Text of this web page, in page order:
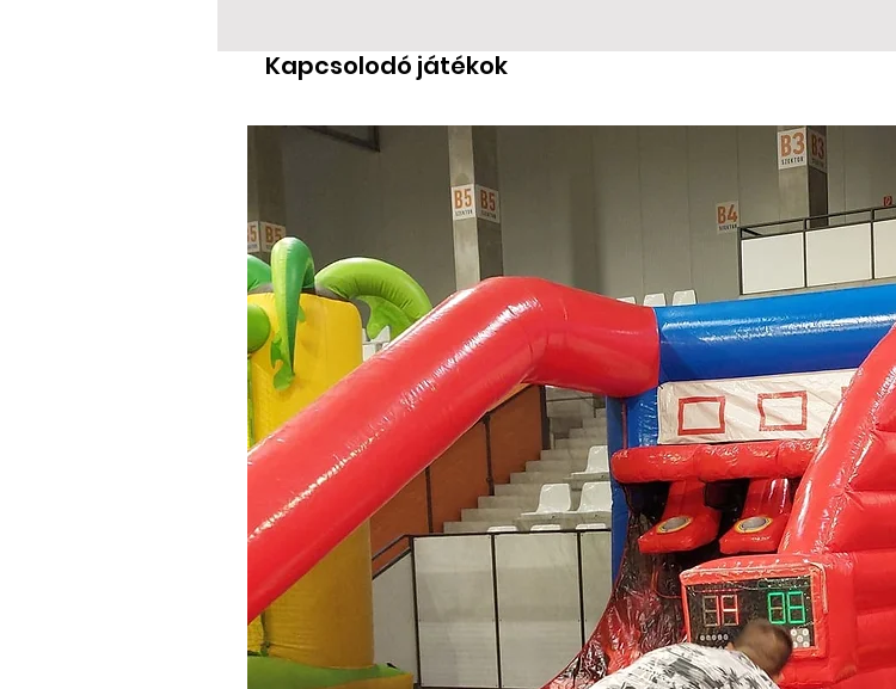
Kapcsolodó játékok